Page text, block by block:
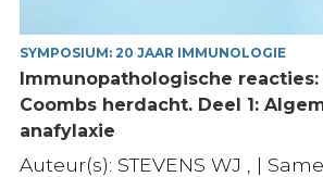
SYMPOSIUM: 20 JAAR IMMUNOLOGIE
Immunopathologische reacties:
Coombs herdacht. Deel 1:
anafylaxie
Auteur(s): STEVENS WJ , |